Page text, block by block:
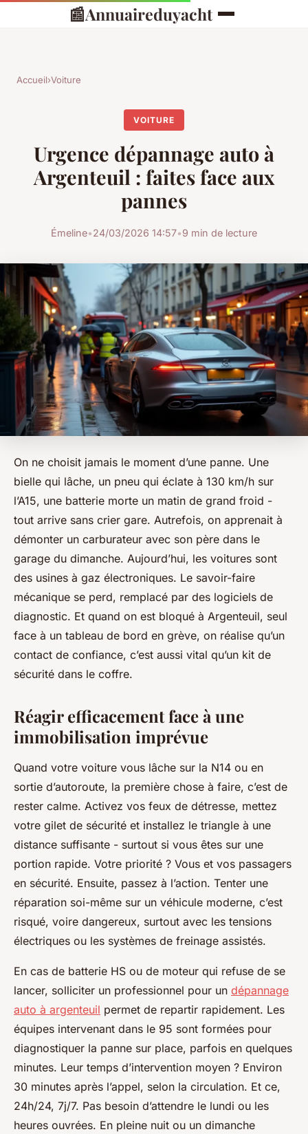
📰Annuaireduyacht
Accueil›Voiture
VOITURE
Urgence dépannage auto à
Argenteuil : faites face aux
pannes
Émeline•24/03/2026 14:57•9 min de lecture
On ne choisit jamais le moment d’une panne. Une
bielle qui lâche, un pneu qui éclate à 130 km/h sur
l’A15, une batterie morte un matin de grand froid -
tout arrive sans crier gare. Autrefois, on apprenait à
démonter un carburateur avec son père dans le
garage du dimanche. Aujourd’hui, les voitures sont
des usines à gaz électroniques. Le savoir-faire
mécanique se perd, remplacé par des logiciels de
diagnostic. Et quand on est bloqué à Argenteuil, seul
face à un tableau de bord en grève, on réalise qu’un
contact de confiance, c’est aussi vital qu’un kit de
sécurité dans le coffre.
Réagir efficacement face à une
immobilisation imprévue
Quand votre voiture vous lâche sur la N14 ou en
sortie d’autoroute, la première chose à faire, c’est de
rester calme. Activez vos feux de détresse, mettez
votre gilet de sécurité et installez le triangle à une
distance suffisante - surtout si vous êtes sur une
portion rapide. Votre priorité ? Vous et vos passagers
en sécurité. Ensuite, passez à l’action. Tenter une
réparation soi-même sur un véhicule moderne, c’est
risqué, voire dangereux, surtout avec les tensions
électriques ou les systèmes de freinage assistés.
En cas de batterie HS ou de moteur qui refuse de se
lancer, solliciter un professionnel pour un dépannage
auto à argenteuil permet de repartir rapidement. Les
équipes intervenant dans le 95 sont formées pour
diagnostiquer la panne sur place, parfois en quelques
minutes. Leur temps d’intervention moyen ? Environ
30 minutes après l’appel, selon la circulation. Et ce,
24h/24, 7j/7. Pas besoin d’attendre le lundi ou les
heures ouvrées. En pleine nuit ou un dimanche